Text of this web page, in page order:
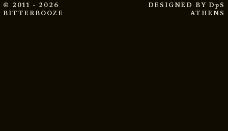
© 2011 - 2026
BITTERBOOZE
DESIGNED BY DpS
ATHENS